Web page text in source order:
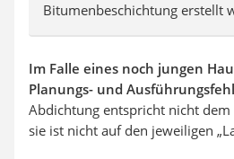
Bitumenbeschichtung erstellt
Im Falle eines noch jungen
Planungs- und
Abdichtung entspricht nicht dem
sie ist nicht auf den jeweiligen